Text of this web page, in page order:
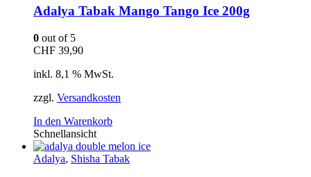
Adalya Tabak Mango Tango Ice 200g
0 out of 5
CHF 39,90
inkl. 8,1 % MwSt.
zzgl. Versandkosten
In den Warenkorb
Schnellansicht
Adalya, Shisha Tabak